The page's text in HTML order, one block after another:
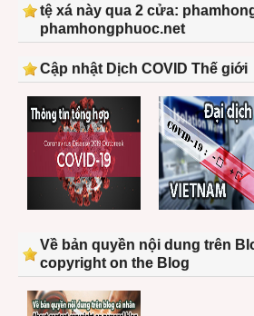
tệ xá này qua 2 cửa:
phamhongphuoc.net
Cập nhật Dịch COVID Thế giới
Về bản quyền nội dung trên
copyright on the Blog